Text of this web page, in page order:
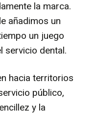
la marca.
añadimos un
un juego
servicio dental.
hacia territorios
público,
y la